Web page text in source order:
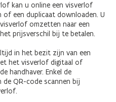
kan u online een visverlof
of een duplicaat downloaden. U
omzetten naar een
prijsverschil bij te betalen.
in het bezit zijn van een
het visverlof digitaal of
handhaver. Enkel de
QR-code scannen bij